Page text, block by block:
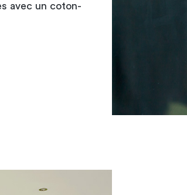
avec un coton-